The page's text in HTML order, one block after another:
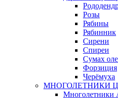
Розы
Рябины
Рябинник
Сирени
Спиреи
Сумах
Форзиция
Черёмуха
МНОГОЛЕТНИКИ
Многолетники